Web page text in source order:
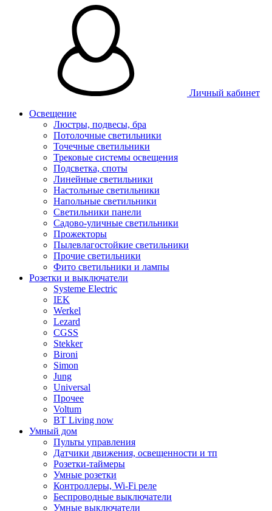
Личный кабинет
Освещение
Люстры, подвесы, бра
Потолочные светильники
Точечные светильники
Трековые системы освещения
Подсветка, споты
Линейные светильники
Настольные светильники
Напольные светильники
Светильники панели
Садово-уличные светильники
Прожекторы
Пылевлагостойкие светильники
Прочие светильники
Фито светильники и лампы
Розетки и выключатели
Systeme Electric
IEK
Werkel
Lezard
CGSS
Stekker
Bironi
Simon
Jung
Universal
Прочее
Voltum
BT Living now
Умный дом
Пульты управления
Датчики движения, освещенности и тп
Розетки-таймеры
Умные розетки
Контроллеры, Wi-Fi реле
Беспроводные выключатели
Умные выключатели